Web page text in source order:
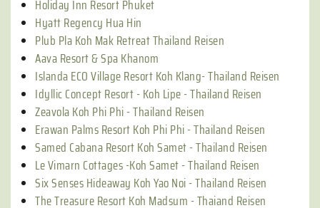
Holiday Inn Resort Phuket
Hyatt Regency Hua Hin
Plub Pla Koh Mak Retreat Thailand Reisen
Aava Resort & Spa Khanom
Islanda ECO Village Resort Koh Klang- Thailand Reisen
Idyllic Concept Resort - Koh Lipe - Thailand Reisen
Zeavola Koh Phi Phi - Thailand Reisen
Erawan Palms Resort Koh Phi Phi - Thailand Reisen
Samed Cabana Resort Koh Samet - Thailand Reisen
Le Vimarn Cottages -Koh Samet - Thailand Reisen
Six Senses Hideaway Koh Yao Noi - Thailand Reisen
The Treasure Resort Koh Madsum - Thaiand Reisen